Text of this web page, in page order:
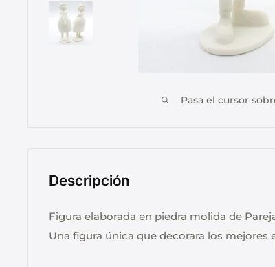
Pasa el cursor
Descripción
Figura elaborada en piedra molida de
Una figura única que decorara los